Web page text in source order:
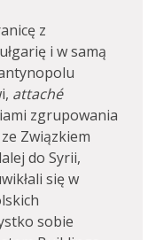
z
i w samą
attaché
zgrupowania
Związkiem
do Syrii,
się w
sobie